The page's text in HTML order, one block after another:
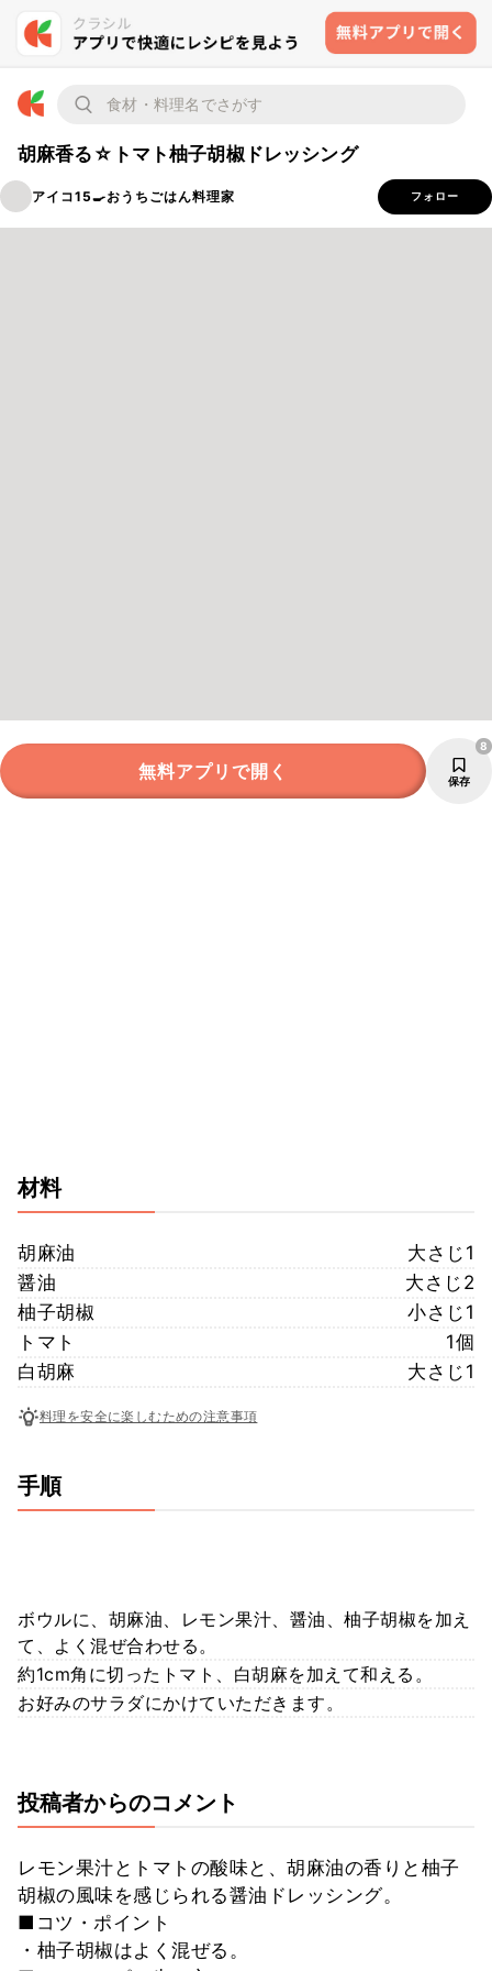
胡麻香る☆トマト柚子胡椒ドレッシング
アイコ15🍳おうちごはん料理家 フォロー
無料アプリで開く 保存
8
材料
胡麻油
大さじ1
醤油
大さじ2
柚子胡椒
小さじ1
トマト
1個
白胡麻
大さじ1
料理を安全に楽しむための注意事項
手順
ボウルに、胡麻油、レモン果汁、醤油、柚子胡椒を加え
て、よく混ぜ合わせる。
約1cm角に切ったトマト、白胡麻を加えて和える。
お好みのサラダにかけていただきます。
投稿者からのコメント
レモン果汁とトマトの酸味と、胡麻油の香りと柚子
胡椒の風味を感じられる醤油ドレッシング。
■コツ・ポイント
・柚子胡椒はよく混ぜる。